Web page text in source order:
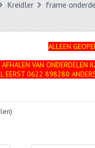
Kreidler frame
ALLEEN
AFHALEN VAN ONDERDELEN
EERST 0622 898280